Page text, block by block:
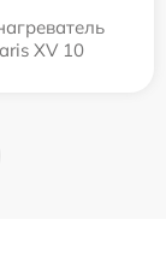
XV 10